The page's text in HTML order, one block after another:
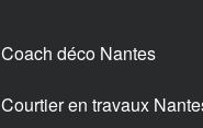
Coach déco Nantes
Courtier en travaux